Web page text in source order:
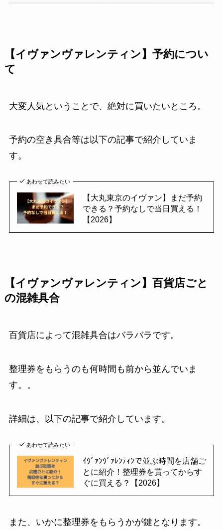
【イヴァンヴァレンティン】予約につい
て
大変人気ということで、絶対に買いたいところ。
予約の空き具合等は以下の記事で紹介していま
す。
あわせて読みたい
【大丸東京のイヴァン】まだ予約
できる？予約なしで当日買える！
【2026】
【イヴァンヴァレンティン】百貨店ごと
の混雑具合
百貨店によって混雑具合はバラバラです。
整理券をもらうのも何時間も前から並んでいま
す。。
詳細は、以下の記事で紹介しています。
あわせて読みたい
ｲｳﾞｧﾝｳﾞｧﾚﾝﾃｨﾝで並ぶ時間を店舗ご
とに紹介！整理券を貰ってからす
ぐに買える？【2026】
また、いかに整理券をもらうかが鍵となります。